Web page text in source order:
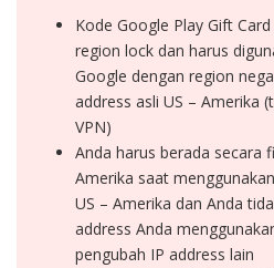
Kode Google Play Gift
region lock dan harus
Google dengan region
address asli US – Amerika
VPN)
Anda harus berada secara
Amerika saat
US – Amerika dan Anda
address Anda
pengubah IP address lain